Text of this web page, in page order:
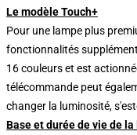
Le modèle Touch+
Pour une lampe plus
fonctionnalités
16 couleurs et est
télécommande peut
changer la luminosité,
Base et durée de vie de la